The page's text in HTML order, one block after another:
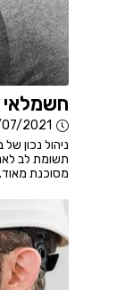
חשמלאי
2021
ניהול נכון
תשומת לב
מסוכנת